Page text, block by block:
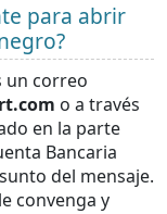
para abrir
un correo
o a través
en la parte
Bancaria
del mensaje.
convenga y